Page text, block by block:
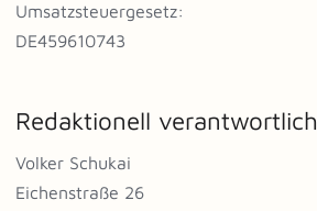
Umsatzsteuergesetz:
DE459610743
Redaktionell verantwortlich
Volker Schukai
Eichenstraße 26